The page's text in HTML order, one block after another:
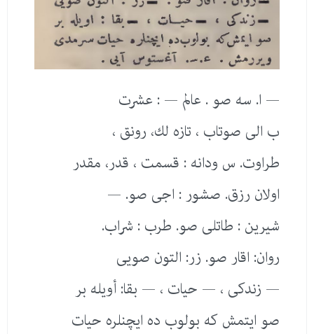
— ا. سه صو . عالم — : عشرت
ب الی صوتاب ، تازە لك، رونق ،
طراوت. س ودانه : قسمت ، قدر، مقدر
اولان رزق. صشور : اجی صو. —
شیرین : طاتلی صو. طرب : شراب.
روان: اقار صو. زر: التون صویی
— زندكی ، — حیات ، — بقا: أویله بر
صو ایتمش كه بولوب ده ایچنلره حیات